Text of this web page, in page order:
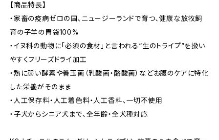
【商品特長】
・家畜の疫病ゼロの国､ニュージーランドで育つ､健康な放牧飼
育の子羊の胃袋100%
・イヌ科の動物に「必須の食材」と言われる“生のトライプ”を扱い
やすくフリーズドライ加工
・熱に弱い酵素や善玉菌（乳酸菌・酪酸菌）などお腹のケアに特化
した栄養がそのまま
・人工保存料・人工着色料・人工香料、一切不使用
・子犬からシニア犬まで､全年齢・全犬種対応